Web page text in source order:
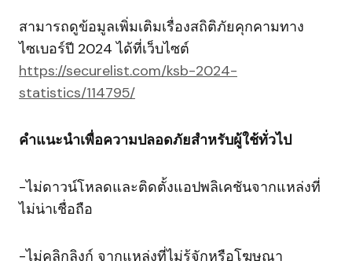
สามารถดูข้อมูลเพิ่มเติมเรื่องสถิติภัยคุกคามทาง
ไซเบอร์ปี 2024 ได้ที่เว็บไซต์
https://securelist.com/ksb-2024-
statistics/114795/
คำแนะนำเพื่อความปลอดภัยสำหรับผู้ใช้ทั่วไป
-ไม่ดาวน์โหลดและติดตั้งแอปพลิเคชันจากแหล่งที่
ไม่น่าเชื่อถือ
-ไม่คลิกลิงก์ จากแหล่งที่ไม่รู้จักหรือโฆษณา